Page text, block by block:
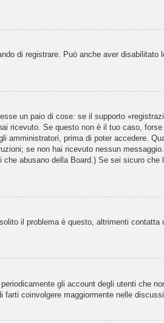
di registrare. Può anche aver disabilitato
un paio di cose: se il supporto
ricevuto. Se questo non è il tuo caso, forse
amministratori, prima di poter accedere.
se non hai ricevuto nessun
abusano della Board.) Se sei sicuro che
il problema è questo, altrimenti contatta
gli account degli utenti che
coinvolgere maggiormente nelle